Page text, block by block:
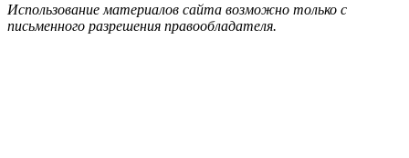
Использование материалов сайта возможно только с
письменного разрешения правообладателя.